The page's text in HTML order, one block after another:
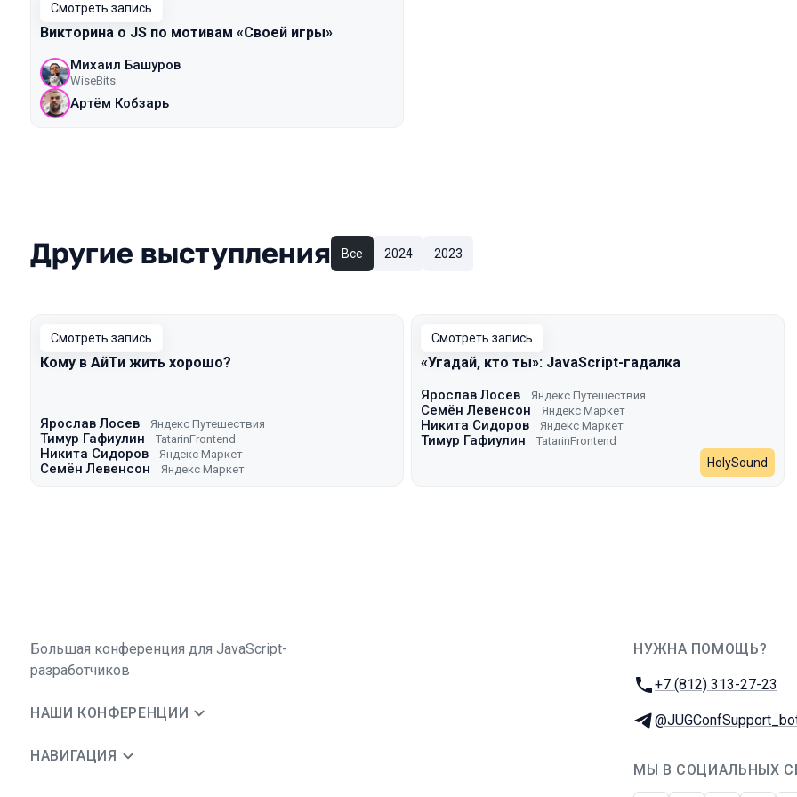
Смотреть запись
Викторина о JS по мотивам «Cвоей игры»
Михаил Башуров
WiseBits
Артём Кобзарь
Другие выступления Все 2024 2023
Смотреть запись
Кому в АйТи жить хорошо?
Ярослав Лосев Яндекс Путешествия
Тимур Гафиулин TatarinFrontend
Никита Сидоров Яндекс Маркет
Семён Левенсон Яндекс Маркет
Смотреть запись
«Угадай, кто ты»: JavaScript-гадалка
Ярослав Лосев Яндекс Путешествия
Семён Левенсон Яндекс Маркет
Никита Сидоров Яндекс Маркет
Тимур Гафиулин TatarinFrontend
HolySound
Большая конференция для JavaScript-
разработчиков
НАШИ КОНФЕРЕНЦИИ
НАВИГАЦИЯ
НУЖНА ПОМОЩЬ?
Телефон:
+7 (812) 313-27-23
Телеграм:
МЫ В СОЦИАЛЬНЫХ